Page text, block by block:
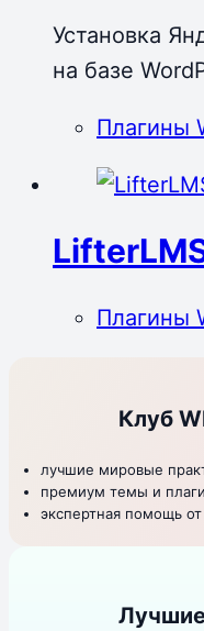
Установка
на базе
Плагины
Плагины
Клуб
лучшие мировые
премиум темы и
экспертная помощь